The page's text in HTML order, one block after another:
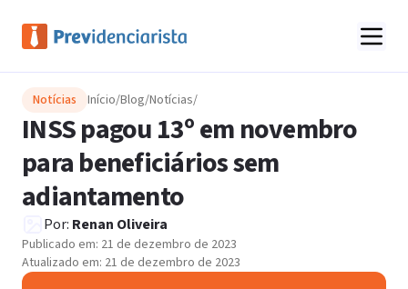
Notícias Início/Blog/Notícias/
INSS pagou 13º em novembro
para beneficiários sem
adiantamento
Por: Renan Oliveira
Publicado em: 21 de dezembro de 2023
Atualizado em: 21 de dezembro de 2023